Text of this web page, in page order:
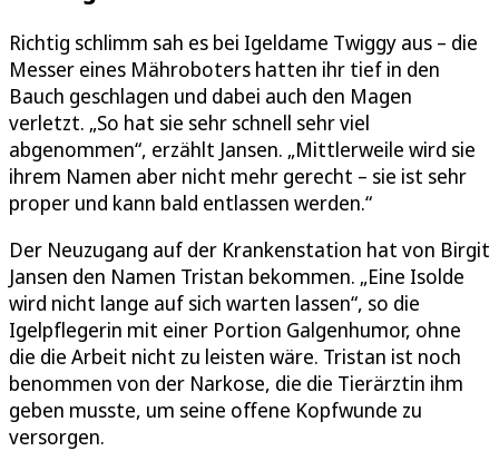
Richtig schlimm sah es bei Igeldame Twiggy aus – die
Messer eines Mähroboters hatten ihr tief in den
Bauch geschlagen und dabei auch den Magen
verletzt. „So hat sie sehr schnell sehr viel
abgenommen“, erzählt Jansen. „Mittlerweile wird sie
ihrem Namen aber nicht mehr gerecht – sie ist sehr
proper und kann bald entlassen werden.“
Der Neuzugang auf der Krankenstation hat von Birgit
Jansen den Namen Tristan bekommen. „Eine Isolde
wird nicht lange auf sich warten lassen“, so die
Igelpflegerin mit einer Portion Galgenhumor, ohne
die die Arbeit nicht zu leisten wäre. Tristan ist noch
benommen von der Narkose, die die Tierärztin ihm
geben musste, um seine offene Kopfwunde zu
versorgen.